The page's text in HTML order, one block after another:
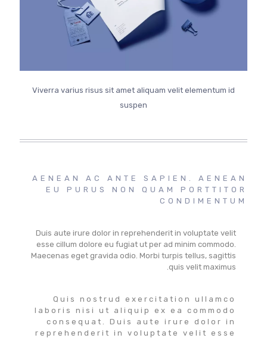
Viverra varius risus sit amet aliquam velit elementum id
suspen
AENEAN AC ANTE SAPIEN. AENEAN
EU PURUS NON QUAM PORTTITOR
CONDIMENTUM
Duis aute irure dolor in reprehenderit in voluptate velit
esse cillum dolore eu fugiat ut per ad minim commodo.
Maecenas eget gravida odio. Morbi turpis tellus, sagittis
quis velit maximus.
Quis nostrud exercitation ullamco
laboris nisi ut aliquip ex ea commodo
consequat. Duis aute irure dolor in
reprehenderit in voluptate velit esse